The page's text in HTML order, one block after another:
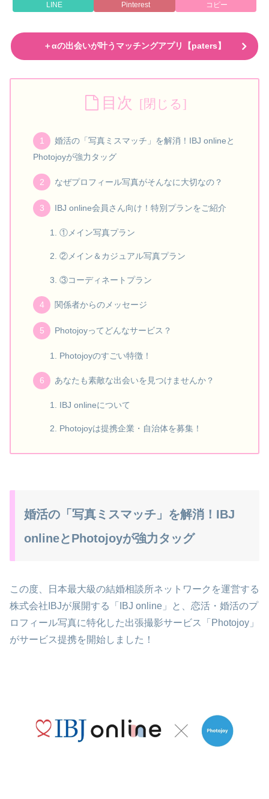
LINE Pinterest コピー
＋αの出会いが叶うマッチングアプリ【paters】
目次
婚活の「写真ミスマッチ」を解消！IBJ onlineと
Photojoyが強力タッグ
なぜプロフィール写真がそんなに大切なの？
IBJ online会員さん向け！特別プランをご紹介
①メイン写真プラン
②メイン＆カジュアル写真プラン
③コーディネートプラン
関係者からのメッセージ
Photojoyってどんなサービス？
Photojoyのすごい特徴！
あなたも素敵な出会いを見つけませんか？
IBJ onlineについて
Photojoyは提携企業・自治体を募集！
婚活の「写真ミスマッチ」を解消！IBJ
onlineとPhotojoyが強力タッグ
この度、日本最大級の結婚相談所ネットワークを運営する
株式会社IBJが展開する「IBJ online」と、恋活・婚活のプ
ロフィール写真に特化した出張撮影サービス「Photojoy」
がサービス提携を開始しました！